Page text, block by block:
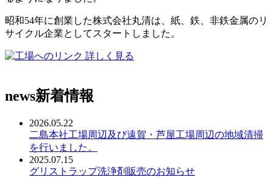
昭和54年に創業した株式会社丸清は、紙、鉄、非鉄金属のリ
サイクル企業としてスタートしました。
詳しく見る
news新着情報
2026.05.22
二島本社工場周辺及び遠賀・芦屋工場周辺の地域清掃
を行いました。
2025.07.15
グリストラップ洗浄剤販売のお知らせ